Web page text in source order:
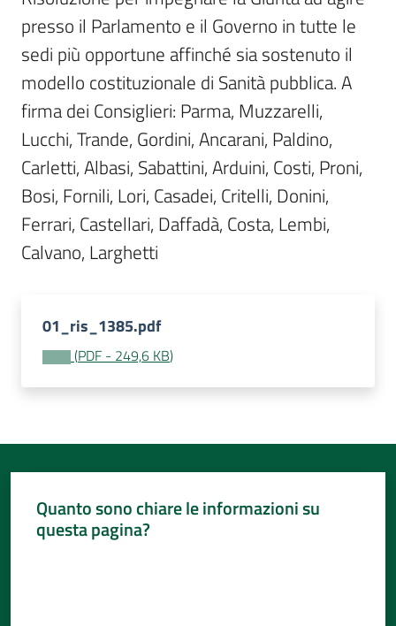
Per
i
media
Per
i
cittadini
presso il Parlamento e il Governo in tutte le
sedi più opportune affinché sia sostenuto il
modello costituzionale di Sanità pubblica. A
firma dei Consiglieri: Parma, Muzzarelli,
Lucchi, Trande, Gordini, Ancarani, Paldino,
Carletti, Albasi, Sabattini, Arduini, Costi, Proni,
Bosi, Fornili, Lori, Casadei, Critelli, Donini,
Ferrari, Castellari, Daffadà, Costa, Lembi,
Calvano, Larghetti
01_ris_1385.pdf
(PDF - 249,6 KB)
Quanto sono chiare le informazioni su
questa pagina?